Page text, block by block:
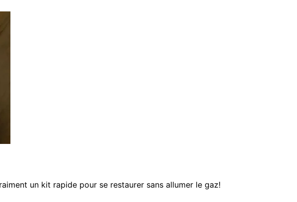
un kit rapide pour se restaurer sans allumer le gaz!